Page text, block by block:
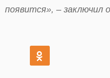
появится», – заключил